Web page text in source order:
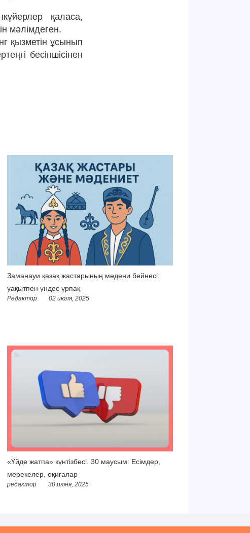
қаласа,
мәлімдеген.
қызметін ұсынып
бесіншісінен
Заманауи қазақ жастарының мәдени бейнесі:
уақытпен үндес ұрпақ
Редактор 02 июля, 2025
«Үйде жатпа» күнтізбесі. 30 маусым: Есімдер,
мерекелер, оқиғалар
редактор 30 июня, 2025